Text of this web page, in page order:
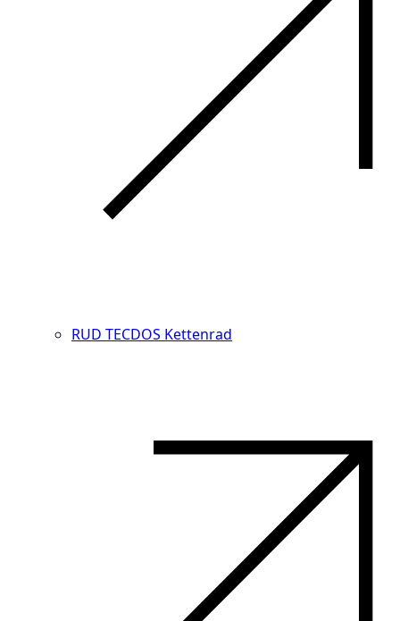
RUD TECDOS Kettenrad